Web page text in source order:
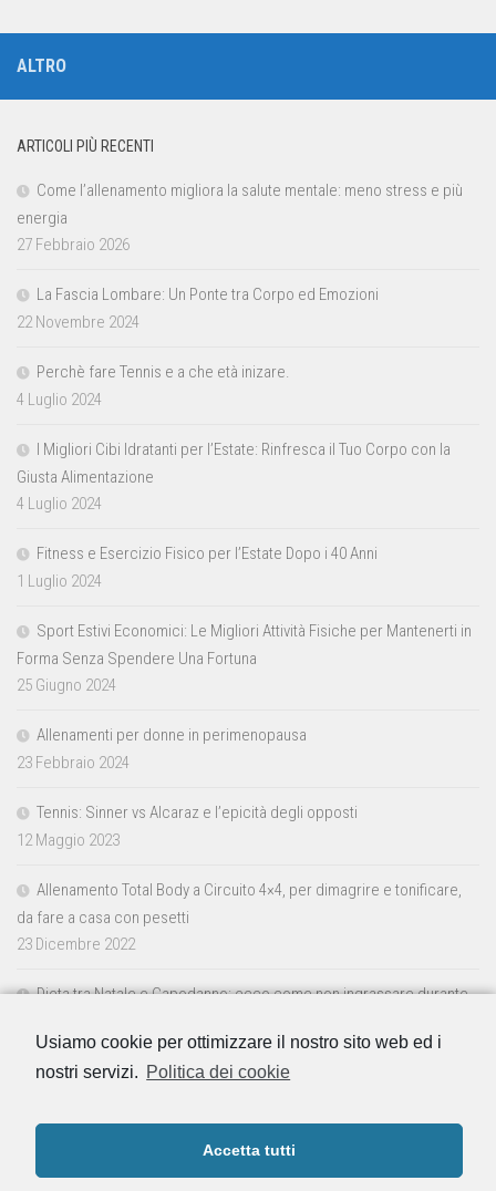
Usiamo cookie per ottimizzare il nostro sito web ed i
nostri servizi. Politica dei cookie
Accetta tutti
ALTRO
ARTICOLI PIÙ RECENTI
Come l’allenamento migliora la salute mentale: meno stress e più
energia
27 Febbraio 2026
La Fascia Lombare: Un Ponte tra Corpo ed Emozioni
22 Novembre 2024
Perchè fare Tennis e a che età inizare.
4 Luglio 2024
I Migliori Cibi Idratanti per l’Estate: Rinfresca il Tuo Corpo con la
Giusta Alimentazione
4 Luglio 2024
Fitness e Esercizio Fisico per l’Estate Dopo i 40 Anni
1 Luglio 2024
Sport Estivi Economici: Le Migliori Attività Fisiche per Mantenerti in
Forma Senza Spendere Una Fortuna
25 Giugno 2024
Allenamenti per donne in perimenopausa
23 Febbraio 2024
Tennis: Sinner vs Alcaraz e l’epicità degli opposti
12 Maggio 2023
Allenamento Total Body a Circuito 4×4, per dimagrire e tonificare,
da fare a casa con pesetti
23 Dicembre 2022
Dieta tra Natale e Capodanno: ecco come non ingrassare durante
23 Dicembre 2022